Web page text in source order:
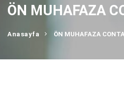
ÖN MUHAFAZA
Anasayfa ÖN MUHAFAZA